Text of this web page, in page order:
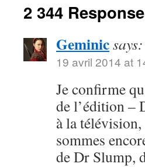
2 344
Geminicsays:
19 avril 2014 at
Je confirme
de l’édition –
à la
sommes
de Dr Slump,